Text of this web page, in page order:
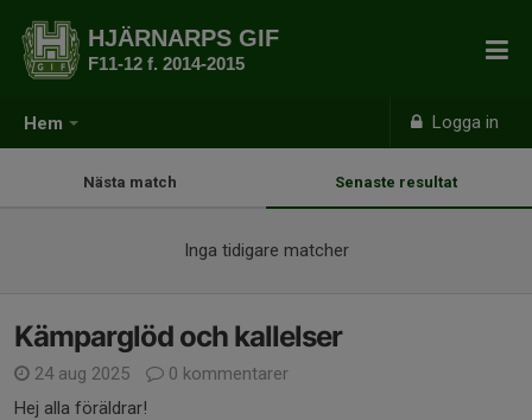
Hem Logga in
HJÄRNARPS GIF
F11-12 f. 2014-2015
Nästa match Senaste resultat
Inga tidigare matcher
Kämparglöd och kallelser
24 aug 2025
0 kommentarer
Hej alla föräldrar!